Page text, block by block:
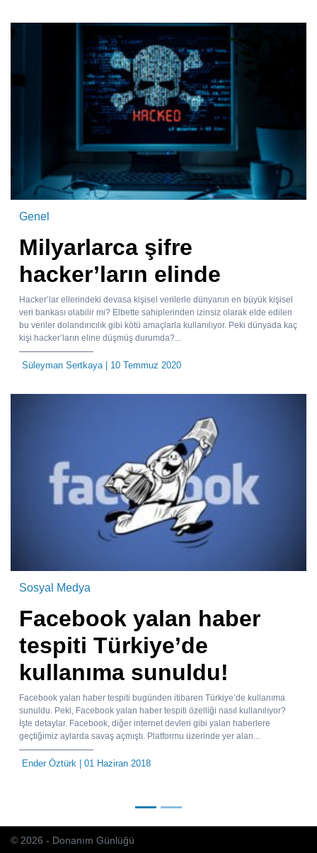
Genel
Milyarlarca şifre
hacker’ların elinde
Hacker’lar ellerindeki devasa kişisel verilerle dünyanın en büyük kişisel
veri bankası olabilir mi? Elbette sahiplerinden izinsiz olarak elde edilen
bu veriler dolandırıcılık gibi kötü amaçlarla kullanılıyor. Peki dünyada kaç
kişi hacker’ların eline düşmüş durumda?...
Süleyman Sertkaya | 10 Temmuz 2020
Sosyal Medya
Facebook yalan haber
tespiti Türkiye’de
kullanıma sunuldu!
Facebook yalan haber tespiti bugünden itibaren Türkiye’de kullanıma
sunuldu. Peki, Facebook yalan haber tespiti özelliği nasıl kullanılıyor?
İşte detaylar. Facebook, diğer internet devleri gibi yalan haberlere
geçtiğimiz aylarda savaş açmıştı. Platformu üzerinde yer alan...
Ender Öztürk | 01 Haziran 2018
© 2026 - Donanım Günlüğü